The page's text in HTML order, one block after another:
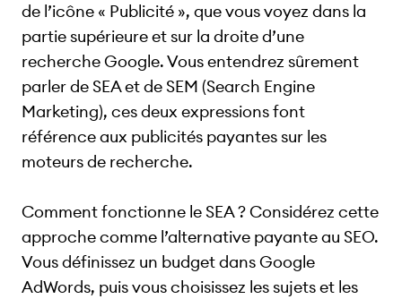
de l’icône « Publicité », que vous voyez dans la
partie supérieure et sur la droite d’une
recherche Google. Vous entendrez sûrement
parler de SEA et de SEM (Search Engine
Marketing), ces deux expressions font
référence aux publicités payantes sur les
moteurs de recherche.
Comment fonctionne le SEA ? Considérez cette
approche comme l’alternative payante au SEO.
Vous définissez un budget dans Google
AdWords, puis vous choisissez les sujets et les